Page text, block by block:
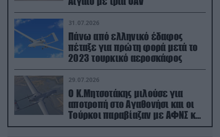
31.07.2026
Πάνω από ελληνικό έδαφος
πέταξε για πρώτη φορά μετά το
2023 τουρκικό αεροσκάφος
29.07.2026
Ο Κ.Μητσοτάκης μιλούσε για
αποτροπή στο Αγαθονήσι και οι
Τούρκοι παραβίαζαν με ΑΦΝΣ και
drone